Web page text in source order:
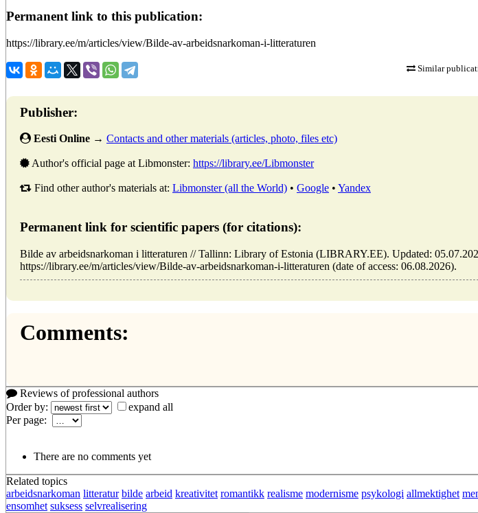
Permanent link to this publication:
https://library.ee/m/articles/view/Bilde-av-arbeidsnarkoman-i-litteraturen
Similar
Publisher:
Eesti Online → Contacts and other materials (articles, photo, files etc)
Author's official page at Libmonster: https://library.ee/Libmonster
Find other author's materials at: Libmonster (all the World) • Google • Yandex
Permanent link for scientific papers (for citations):
Bilde av arbeidsnarkoman i litteraturen // Tallinn: Library of Estonia (LIBRARY.EE). Updated:
https://library.ee/m/articles/view/Bilde-av-arbeidsnarkoman-i-litteraturen (date of access: 06.08.2026).
Comments:
Reviews of professional authors
Order by:
expand all
Per page:
There are no comments yet
Related topics
arbeidsnarkoman litteratur bilde arbeid kreativitet romantikk realisme modernisme psykologi allmektighet
ensomhet suksess selvrealisering